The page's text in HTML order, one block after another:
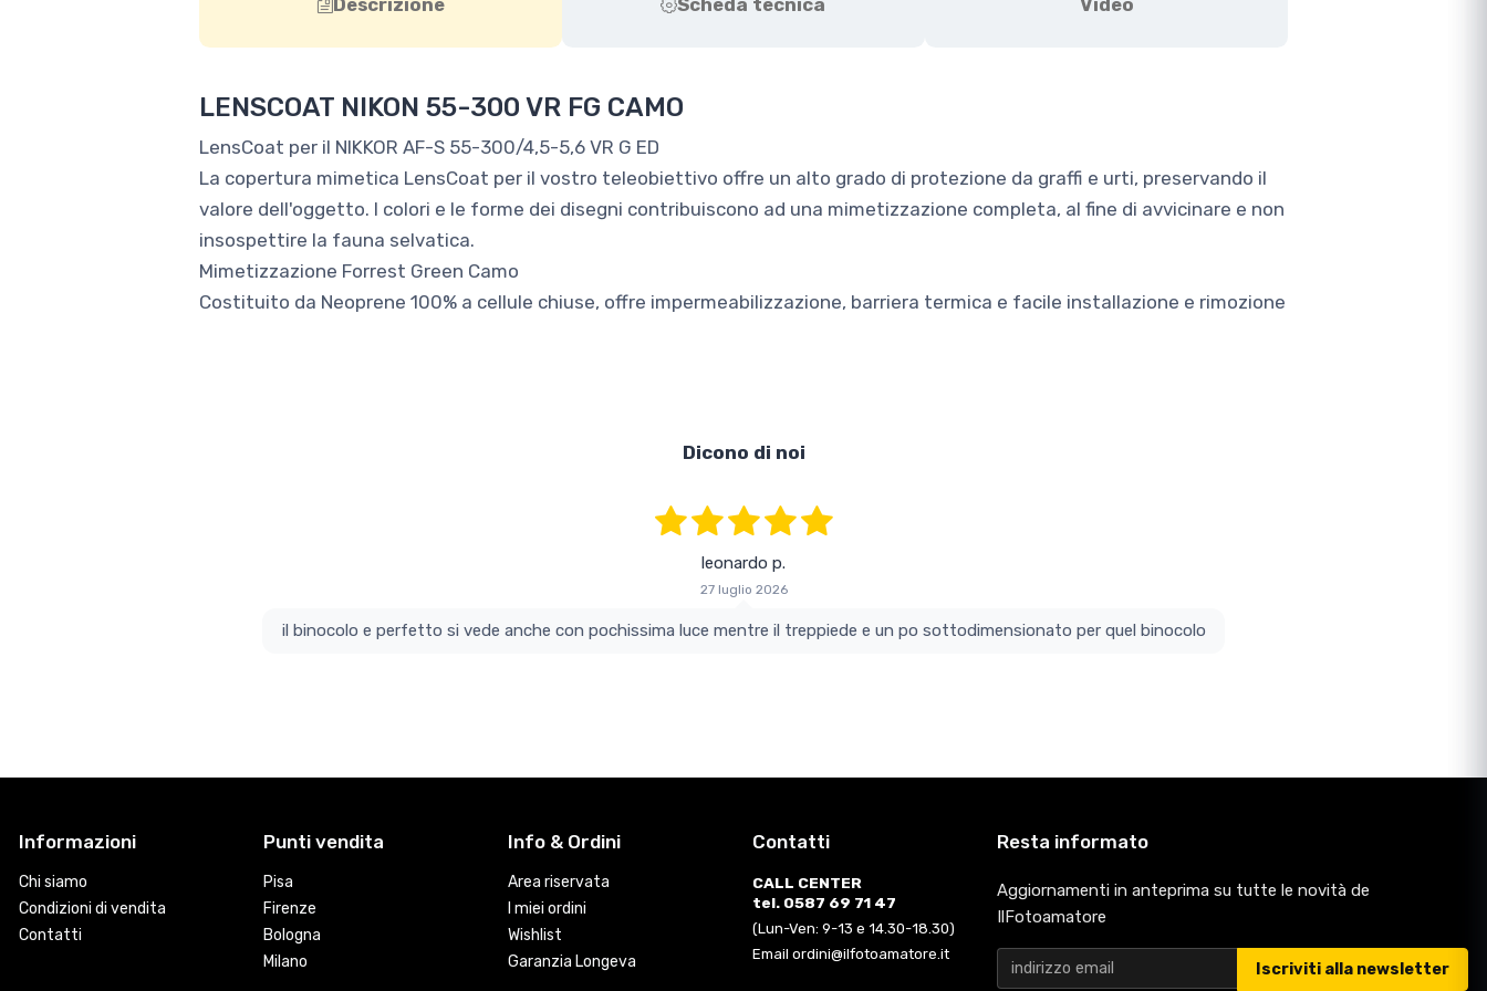
Descrizione Scheda tecnica Video
LENSCOAT NIKON 55-300 VR FG CAMO
LensCoat per il NIKKOR AF-S 55-300/4,5-5,6 VR G ED
La copertura mimetica LensCoat per il vostro teleobiettivo offre un alto grado di protezione da graffi e urti, preservando il
valore dell'oggetto. I colori e le forme dei disegni contribuiscono ad una mimetizzazione completa, al fine di avvicinare e non
insospettire la fauna selvatica.
Mimetizzazione Forrest Green Camo
Costituito da Neoprene 100% a cellule chiuse, offre impermeabilizzazione, barriera termica e facile installazione e rimozione
Dicono di noi
leonardo p.
27 luglio 2026
il binocolo e perfetto si vede anche con pochissima luce mentre il treppiede e un po sottodimensionato per quel binocolo
Informazioni
Chi siamo
Condizioni di vendita
Contatti
Punti vendita
Pisa
Firenze
Bologna
Milano
Info & Ordini
Area riservata
I miei ordini
Wishlist
Garanzia Longeva
Contatti
CALL CENTER
tel. 0587 69 71 47
(Lun-Ven: 9-13 e 14.30-18.30)
Email ordini@ilfotoamatore.it
Resta informato
Aggiornamenti in anteprima su tutte le novità de
IlFotoamatore
Iscriviti alla newsletter